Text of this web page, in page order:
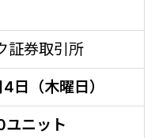
証券取引所
日（木曜日）
ニット